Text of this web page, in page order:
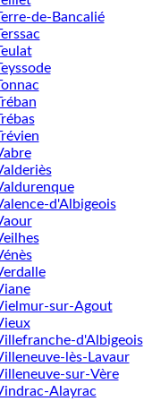
de-Bancalié
d'Albigeois
sur-Agout
d'Albigeois
lès-Lavaur
sur-Vère
Alayrac